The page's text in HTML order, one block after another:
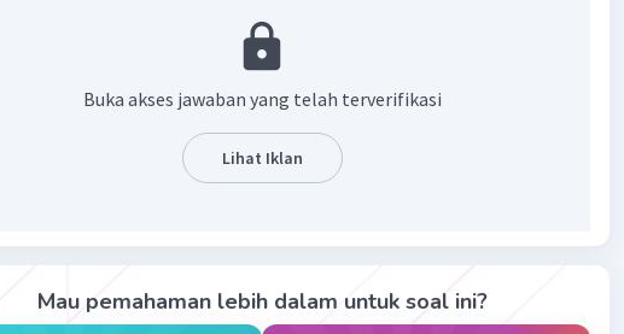
kewajiban dan sebagai bentuk menjaga kebersihan kelas juga untuk
kenyamanan bersama saat pelajaran dimulai.
Beri Rating· 4.7(3) Balas
Iklan
Beri Rating
Buka akses jawaban yang telah terverifikasi
Lihat Iklan
Mau pemahaman lebih dalam untuk soal ini?